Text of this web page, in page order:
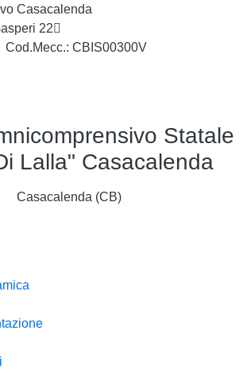
Casacalenda
22
Cod.Mecc.: CBIS00300V
Statale
Lalla" Casacalenda
Casacalenda (CB)